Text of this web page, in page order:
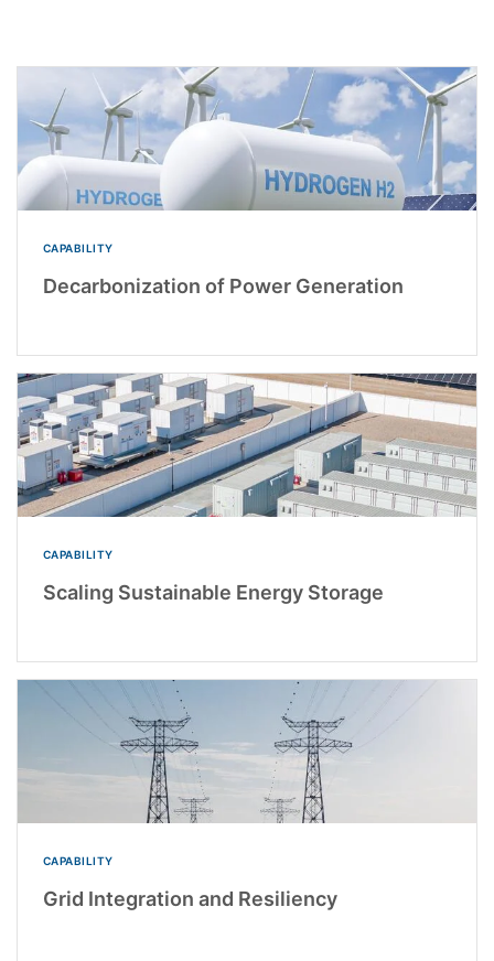
CAPABILITY
Decarbonization of Power Generation
CAPABILITY
Scaling Sustainable Energy Storage
CAPABILITY
Grid Integration and Resiliency